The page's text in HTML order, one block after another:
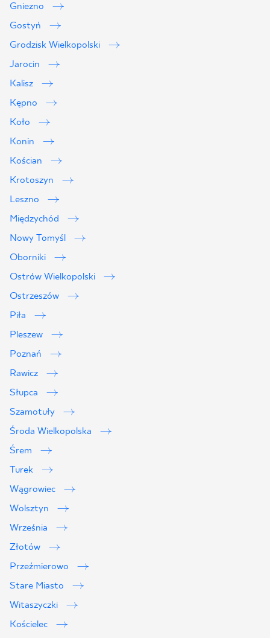
Gniezno
Gostyń
Grodzisk Wielkopolski
Jarocin
Kalisz
Kępno
Koło
Konin
Kościan
Krotoszyn
Leszno
Międzychód
Nowy Tomyśl
Oborniki
Ostrów Wielkopolski
Ostrzeszów
Piła
Pleszew
Poznań
Rawicz
Słupca
Szamotuły
Środa Wielkopolska
Śrem
Turek
Wągrowiec
Wolsztyn
Września
Złotów
Przeźmierowo
Stare Miasto
Witaszyczki
Kościelec